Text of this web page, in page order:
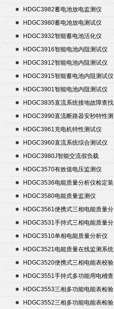
HDGC3982蓄电池放电监测仪
HDGC3980蓄电池放电测试仪
HDGC3932智能蓄电池活化仪
HDGC3916智能电池内阻测试仪
HDGC3912智能电池内阻测试仪
HDGC3915智能蓄电池内阻测试仪
HDGC3901智能电池内阻测试仪
HDGC3835直流系统接地故障查找
仪
HDGC3990直流断路器安秒特性测
试仪
HDGC3961充电机特性测试仪
HDGC3960直流系统综合测试仪
HDGC3980J智能交流假负载
HDGC3570有效值电压监测仪
HDGC3536电能质量分析仪检定装
置
HDGC3580电能质量监测仪
HDGC3561便携式三相电能质量分
析仪
HDGC3531手持式三相电能质量分
析仪
HDGC3510单相电能质量分析仪
HDGC3521电能质量在线监测系统
HDGC3520便携式三相电能表校验
仪
HDGC3551手持式多功能用电稽查
仪
HDGC3553三相多功能电能表检验
装置
HDGC3552三相多功能电能表检验